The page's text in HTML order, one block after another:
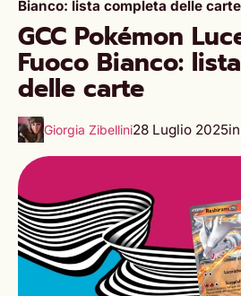
Bianco: lista completa delle carte
GCC Pokémon
Fuoco Bianco:
delle carte
Giorgia Zibellini28 Luglio 2025in